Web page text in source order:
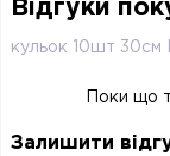
Відгуки
кульок 10шт 30см
Поки що
Залишити